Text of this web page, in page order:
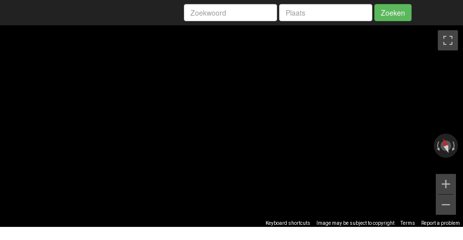
Zoeken
Keyboard shortcuts Image may be subject to copyright Terms Report a problem